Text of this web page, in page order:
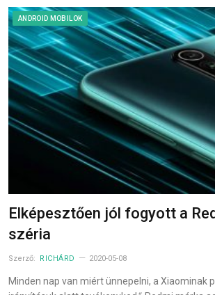
ANDROID MOBILOK
Elképesztően jól fogyott a
széria
Szerző: RICHÁRD 2020-05-08
Minden nap van miért ünnepelni, a Xiaominak